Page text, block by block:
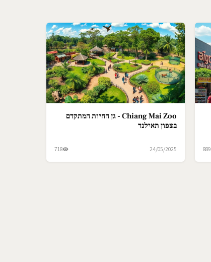
889
Chiang Mai Zoo - גן החיות המתקדם
בצפון תאילנד
24/05/2025
718